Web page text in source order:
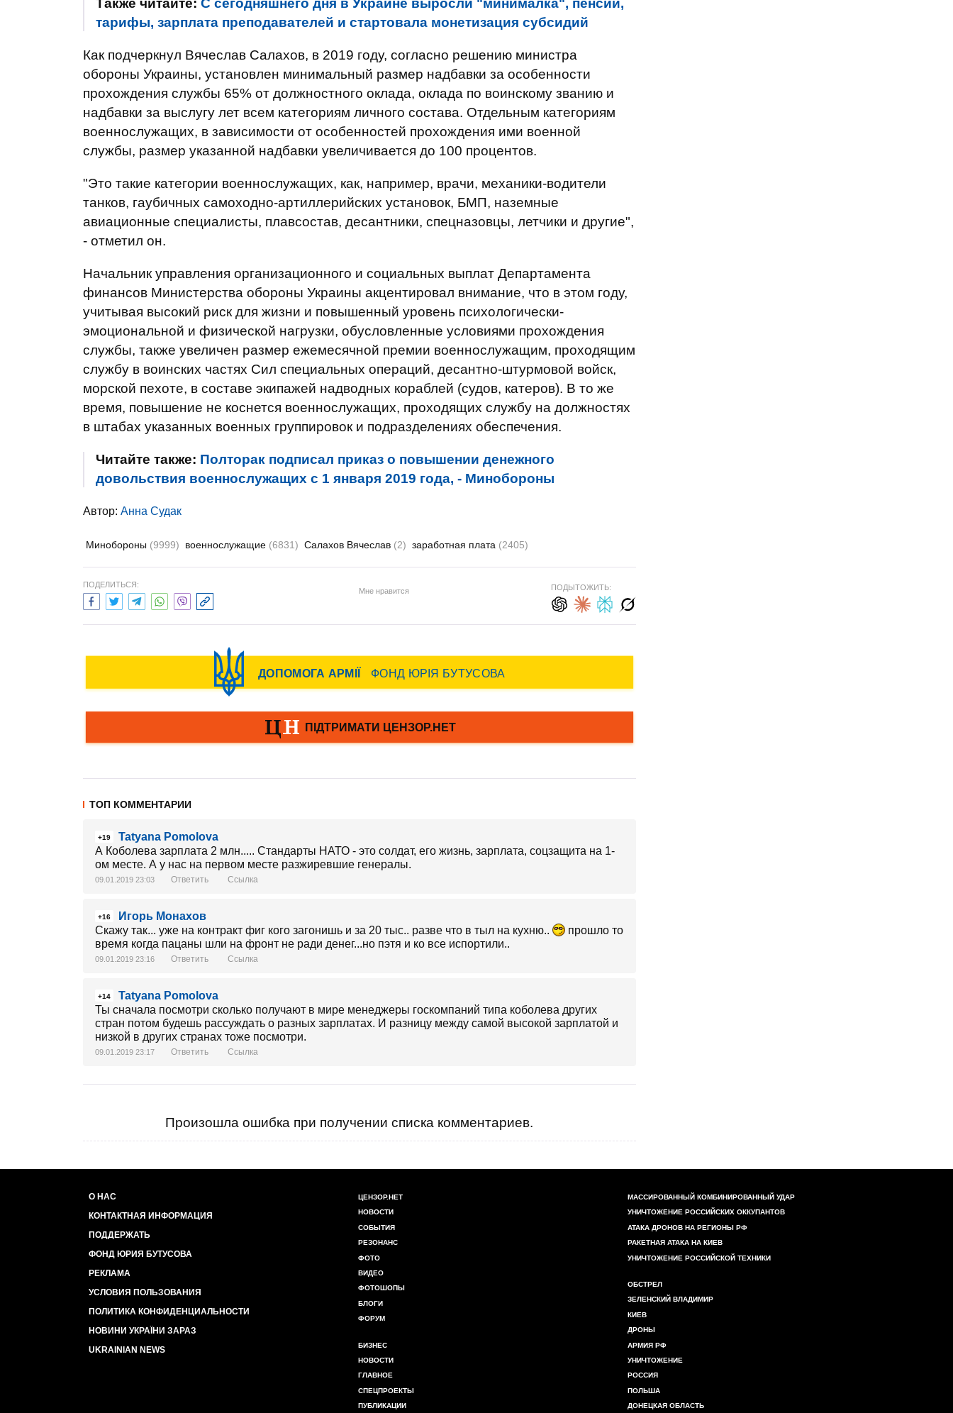
Также читайте: С сегодняшнего дня в Украине выросли "минималка", пенсии,
тарифы, зарплата преподавателей и стартовала монетизация субсидий
Как подчеркнул Вячеслав Салахов, в 2019 году, согласно решению министра
обороны Украины, установлен минимальный размер надбавки за особенности
прохождения службы 65% от должностного оклада, оклада по воинскому званию и
надбавки за выслугу лет всем категориям личного состава. Отдельным категориям
военнослужащих, в зависимости от особенностей прохождения ими военной
службы, размер указанной надбавки увеличивается до 100 процентов.
"Это такие категории военнослужащих, как, например, врачи, механики-водители
танков, гаубичных самоходно-артиллерийских установок, БМП, наземные
авиационные специалисты, плавсостав, десантники, спецназовцы, летчики и другие",
- отметил он.
Начальник управления организационного и социальных выплат Департамента
финансов Министерства обороны Украины акцентировал внимание, что в этом году,
учитывая высокий риск для жизни и повышенный уровень психологически-
эмоциональной и физической нагрузки, обусловленные условиями прохождения
службы, также увеличен размер ежемесячной премии военнослужащим, проходящим
службу в воинских частях Сил специальных операций, десантно-штурмовой войск,
морской пехоте, в составе экипажей надводных кораблей (судов, катеров). В то же
время, повышение не коснется военнослужащих, проходящих службу на должностях
в штабах указанных военных группировок и подразделениях обеспечения.
Читайте также: Полторак подписал приказ о повышении денежного
довольствия военнослужащих с 1 января 2019 года, - Минобороны
Автор: Анна Судак
Минобороны (9999) военнослужащие (6831) Салахов Вячеслав (2) заработная плата (2405)
ПОДЕЛИТЬСЯ:
Мне нравится ПОДЫТОЖИТЬ:
ТОП КОММЕНТАРИИ
+19
Tatyana Pomolova
А Коболева зарплата 2 млн..... Стандарты НАТО - это солдат, его жизнь, зарплата, соцзащита на 1-
ом месте. А у нас на первом месте разжиревшие генералы.
09.01.2019 23:03 Ответить Ссылка
+16
Игорь Монахов
Скажу так... уже на контракт фиг кого загонишь и за 20 тыс.. разве что в тыл на кухню..
прошло то
время когда пацаны шли на фронт не ради денег...но пэтя и ко все испортили..
09.01.2019 23:16 Ответить Ссылка
+14
Tatyana Pomolova
Ты сначала посмотри сколько получают в мире менеджеры госкомпаний типа коболева других
стран потом будешь рассуждать о разных зарплатах. И разницу между самой высокой зарплатой и
низкой в других странах тоже посмотри.
09.01.2019 23:17 Ответить Ссылка
Произошла ошибка при получении списка комментариев.
О НАС
КОНТАКТНАЯ ИНФОРМАЦИЯ
ПОДДЕРЖАТЬ
ФОНД ЮРИЯ БУТУСОВА
РЕКЛАМА
УСЛОВИЯ ПОЛЬЗОВАНИЯ
ПОЛИТИКА КОНФИДЕНЦИАЛЬНОСТИ
НОВИНИ УКРАЇНИ ЗАРАЗ
UKRAINIAN NEWS
ЦЕНЗОР.НЕТ
НОВОСТИ
СОБЫТИЯ
РЕЗОНАНС
ФОТО
ВИДЕО
ФОТОШОПЫ
БЛОГИ
ФОРУМ
БИЗНЕС
НОВОСТИ
ГЛАВНОЕ
СПЕЦПРОЕКТЫ
ПУБЛИКАЦИИ
МАССИРОВАННЫЙ КОМБИНИРОВАННЫЙ УДАР
УНИЧТОЖЕНИЕ РОССИЙСКИХ ОККУПАНТОВ
АТАКА ДРОНОВ НА РЕГИОНЫ РФ
РАКЕТНАЯ АТАКА НА КИЕВ
УНИЧТОЖЕНИЕ РОССИЙСКОЙ ТЕХНИКИ
ОБСТРЕЛ
ЗЕЛЕНСКИЙ ВЛАДИМИР
КИЕВ
ДРОНЫ
АРМИЯ РФ
УНИЧТОЖЕНИЕ
РОССИЯ
ПОЛЬША
ДОНЕЦКАЯ ОБЛАСТЬ